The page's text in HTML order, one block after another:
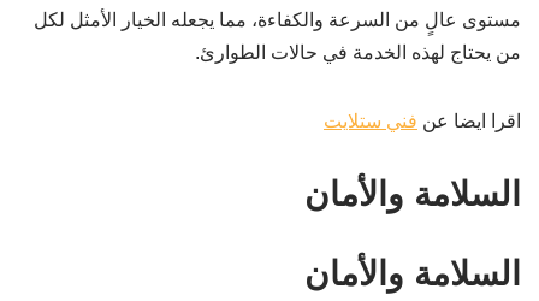
مستوى عالٍ من السرعة والكفاءة، مما يجعله الخيار الأمثل لكل
من يحتاج لهذه الخدمة في حالات الطوارئ.
اقرا ايضا عن فني ستلايت
السلامة والأمان
السلامة والأمان